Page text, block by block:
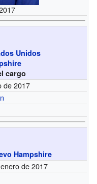
Unidos
cargo
de 2017
Hampshire
de 2017